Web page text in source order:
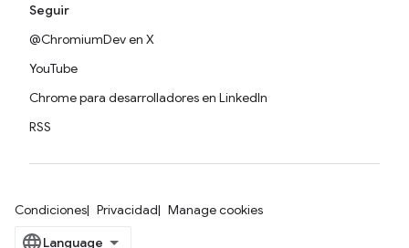
Seguir
@ChromiumDev en X
YouTube
Chrome para desarrolladores en LinkedIn
RSS
Condiciones Privacidad Manage cookies